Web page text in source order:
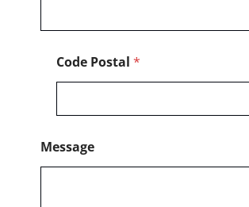
Code Postal *
Message